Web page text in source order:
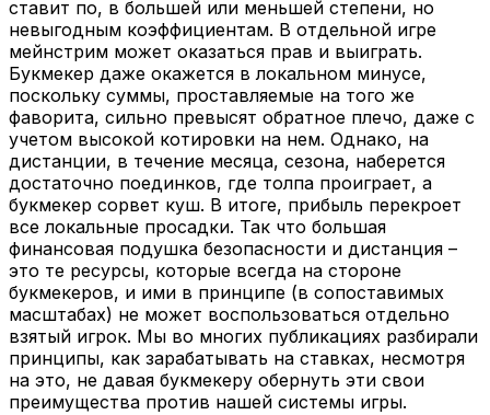
ставит по, в большей или меньшей степени, но
невыгодным коэффициентам. В отдельной игре
мейнстрим может оказаться прав и выиграть.
Букмекер даже окажется в локальном минусе,
поскольку суммы, проставляемые на того же
фаворита, сильно превысят обратное плечо, даже с
учетом высокой котировки на нем. Однако, на
дистанции, в течение месяца, сезона, наберется
достаточно поединков, где толпа проиграет, а
букмекер сорвет куш. В итоге, прибыль перекроет
все локальные просадки. Так что большая
финансовая подушка безопасности и дистанция –
это те ресурсы, которые всегда на стороне
букмекеров, и ими в принципе (в сопоставимых
масштабах) не может воспользоваться отдельно
взятый игрок. Мы во многих публикациях разбирали
принципы, как зарабатывать на ставках, несмотря
на это, не давая букмекеру обернуть эти свои
преимущества против нашей системы игры.